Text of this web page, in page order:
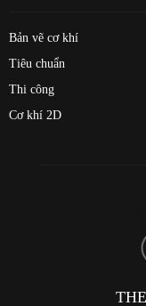
Bản vẽ cơ khí
Tiêu chuẩn
Thi công
Cơ khí 2D